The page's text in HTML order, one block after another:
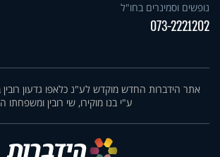
נופשים וסמינרים בחו"ל
073-2221202
אתר הידברות החדש מוקדש לע"נ כלאפו גדעון
ע"י בנו מוקירו, שי רובין ומשפחתו